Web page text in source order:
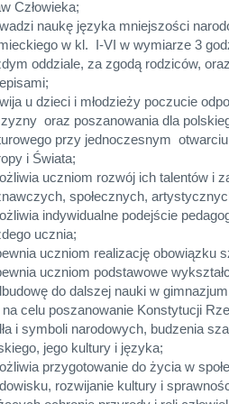
Człowieka;
naukę języka mniejszości
w kl. I-VI w wymiarze 3
oddziale, za zgodą rodziców,
u dzieci i młodzieży poczucie
oraz poszanowania dla
przy jednoczesnym
i Świata;
uczniom rozwój ich talentów i
społecznych,
indywidualne podejście
ucznia;
uczniom realizację obowiązku
uczniom podstawowe
do dalszej nauki w
na celu poszanowanie Konstytucji
i symboli narodowych, budzenia
jego kultury i języka;
przygotowanie do życia w
rozwijanie kultury i